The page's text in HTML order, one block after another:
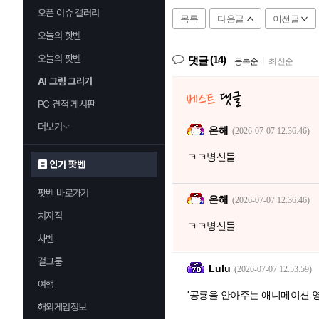
오픈 이슈 갤러리
오늘의 핫벤
오늘의 팟벤
AI 그림 그리기
PC 견적 게시판
더보기
인기 팟벤
팟벤 바로가기
치지직
차벤
걸그룹
여행
해외게임정보
목록 다음글 이전글
댓글(14) 등록순 최신순
온해 (2026-07-07 12:36:46)
ㅋㅋ병신들
온해 (2026-07-07 12:36:46)
ㅋㅋ병신들
Lulu (2026-07-07 12:53:59)
'공룡을 안아주는 애니메이션